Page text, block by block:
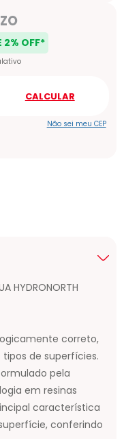
Não sei meu CEP
HYDRONORTH
correto,
de superfícies.
pela
em resinas
característica
conferindo